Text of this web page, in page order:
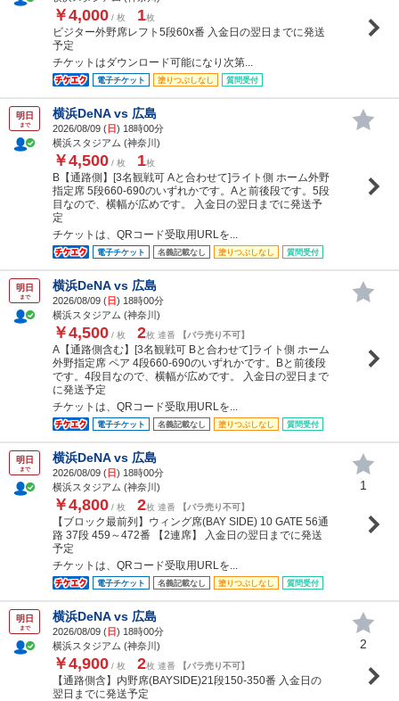
￥4,000 / 枚 1枚
ビジター外野席レフト5段60x番 入金日の翌日までに発送
予定
チケットはダウンロード可能になり次第...
電子チケット 塗りつぶしなし 質問受付
明日
まで
横浜DeNA vs 広島
2026/08/09 (日) 18時00分
横浜スタジアム (神奈川)
￥4,500 / 枚 1枚
B【通路側】[3名観戦可 Aと合わせて]ライト側 ホーム外野
指定席 5段660-690のいずれかです。Aと前後段です。5段
目なので、横幅が広めです。 入金日の翌日までに発送予
定
チケットは、QRコード受取用URLを...
電子チケット 名義記載なし 塗りつぶしなし 質問受付
明日
まで
横浜DeNA vs 広島
2026/08/09 (日) 18時00分
横浜スタジアム (神奈川)
￥4,500 / 枚 2枚 連番 【バラ売り不可】
A【通路側含む】[3名観戦可 Bと合わせて]ライト側 ホーム
外野指定席 ペア 4段660-690のいずれかです。Bと前後段
です。4段目なので、横幅が広めです。 入金日の翌日まで
に発送予定
チケットは、QRコード受取用URLを...
電子チケット 名義記載なし 塗りつぶしなし 質問受付
明日
まで
横浜DeNA vs 広島
2026/08/09 (日) 18時00分
横浜スタジアム (神奈川)
￥4,800 / 枚 2枚 連番 【バラ売り不可】
【ブロック最前列】ウィング席(BAY SIDE) 10 GATE 56通
路 37段 459～472番 【2連席】 入金日の翌日までに発送
予定
チケットは、QRコード受取用URLを...
電子チケット 名義記載なし 塗りつぶしなし 質問受付
1
明日
まで
横浜DeNA vs 広島
2026/08/09 (日) 18時00分
横浜スタジアム (神奈川)
￥4,900 / 枚 2枚 連番 【バラ売り不可】
【通路側含】内野席(BAYSIDE)21段150-350番 入金日の
翌日までに発送予定
2